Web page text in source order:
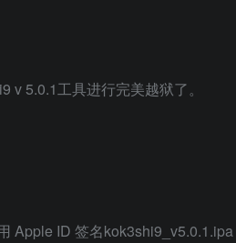
5.0.1工具进行完美越狱了。
Apple ID 签名kok3shi9_v5.0.1.ipa